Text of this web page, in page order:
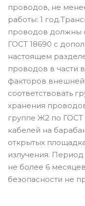
проводов, не
работы: 1
проводов должны
ГОСТ 18690 с
настоящем
проводов в части
факторов
соответствовать
хранения
группе Ж2 по ГОСТ
кабелей на
открытых
излучения.
не более 6
безопасности не